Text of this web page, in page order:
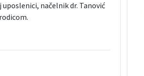
načelnik dr. Tanović